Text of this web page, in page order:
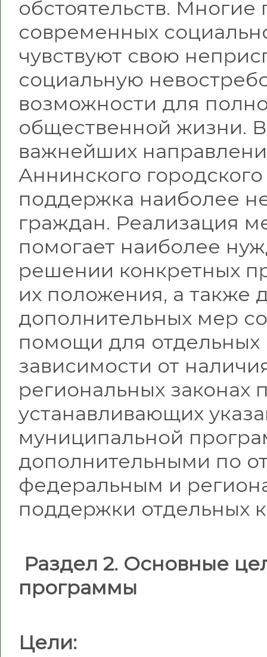
обстоятельств.
современных
чувствуют свою
социальную
возможности для
общественной жизни.
важнейших
Аннинского
поддержка наиболее
граждан. Реализация
помогает наиболее
решении конкретных
их положения, а также
дополнительных мер
помощи для отдельных
зависимости от
региональных законах
устанавливающих
муниципальной
дополнительными по
федеральным и
поддержки отдельных
Раздел 2. Основные
программы
Цели: